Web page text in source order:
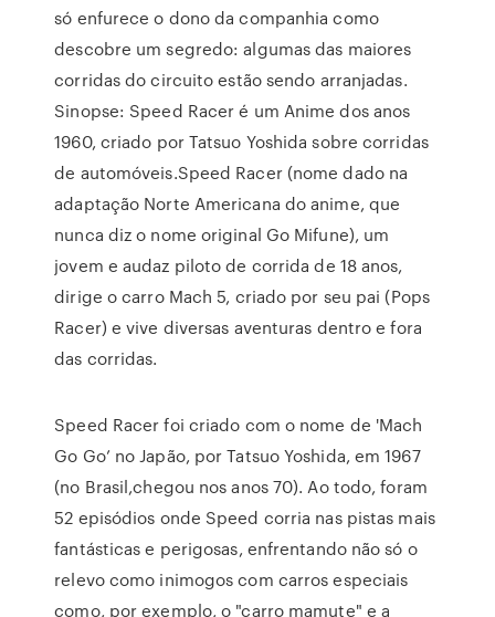
só enfurece o dono da companhia como
descobre um segredo: algumas das maiores
corridas do circuito estão sendo arranjadas.
Sinopse: Speed Racer é um Anime dos anos
1960, criado por Tatsuo Yoshida sobre corridas
de automóveis.Speed Racer (nome dado na
adaptação Norte Americana do anime, que
nunca diz o nome original Go Mifune), um
jovem e audaz piloto de corrida de 18 anos,
dirige o carro Mach 5, criado por seu pai (Pops
Racer) e vive diversas aventuras dentro e fora
das corridas.
Speed Racer foi criado com o nome de 'Mach
Go Go’ no Japão, por Tatsuo Yoshida, em 1967
(no Brasil,chegou nos anos 70). Ao todo, foram
52 episódios onde Speed corria nas pistas mais
fantásticas e perigosas, enfrentando não só o
relevo como inimogos com carros especiais
como, por exemplo, o "carro mamute" e a